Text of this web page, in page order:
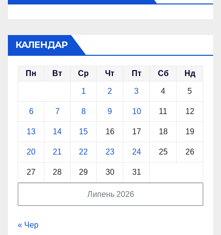
КАЛЕНДАР
Липень 2026
Пн Вт Ср Чт Пт Сб Нд
1 2 3 4 5
6 7 8 9 10 11 12
13 14 15 16 17 18 19
20 21 22 23 24 25 26
27 28 29 30 31
« Чер